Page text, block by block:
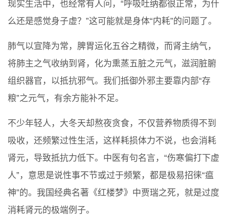
现实生活中，也经常有人问，“呼吸吐纳都很正常，为什
么还是感觉身子虚？”这可能就是身体“内耗”的问题了。
肺气以宣降为常，脾胃运化五谷之精微，而肾主纳气，
将肺主之气收纳到肾，化为熏蒸五脏之元气，滋润脏腑
组织器官，以抵抗邪气。我们抵御外邪主要靠内部“存
粮”之元气，有余方能补不足。
不少年轻人，大冬天却熬夜贪食，不仅营养物质得不到
吸收，还频繁过性生活，这样耗损体力不说，也会消耗
肾元，导致抵抗力低下。中医有句名言，“伤寒偏打下虚
人”，意思是说性事不节或过于频繁，都是极易招徕“瘟
神”的。我国经典名著《红楼梦》中贾瑞之死，就是过度
消耗肾元的极端例子。